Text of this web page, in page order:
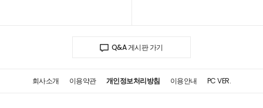
Q&A 게시판 가기
회사소개 이용약관 개인정보처리방침 이용안내 PC VER.